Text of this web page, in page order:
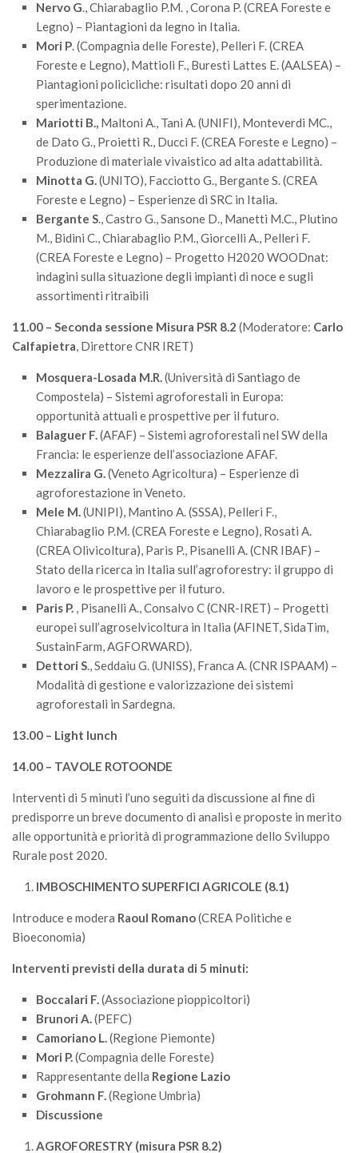
Congressi
Pagina Congressi
Premi SISEF
XV Congresso (Sassari 2026)
XIV Congresso (Padova 2024)
XIII Congresso (Orvieto 2022)
XII Congresso (Palermo 2019)
XI Congresso (Roma 2017)
X Congresso (Firenze 2015)
IX Congresso (Bolzano 2013)
VIII Congresso (Rende 2011)
VII Congresso (Isernia 2009)
VI Congresso (Arezzo 2007)
V Congresso (Torino 2003)
IV Congresso (Potenza 2003)
III Congresso (Viterbo 2001)
II Congresso (Bologna 1999)
I Congresso (Padova 1997)
Redazione
Pagina Principale
Pillole di Scienze Forestali
Highlights
#FOCUSINCENDI
Cartella Stampa
Comunicati
PDF
SISEF Notebook (Rassegna Stampa)
SISEF Eventi
SISEF@Facebook
@SISEF Tweets
SISEF Publishing
Nervo G., Chiarabaglio P.M. , Corona P. (CREA Foreste e
Legno) – Piantagioni da legno in Italia.
Mori P. (Compagnia delle Foreste), Pelleri F. (CREA
Foreste e Legno), Mattioli F., Buresti Lattes E. (AALSEA) –
Piantagioni policicliche: risultati dopo 20 anni di
sperimentazione.
Mariotti B., Maltoni A., Tani A. (UNIFI), Monteverdi MC.,
de Dato G., Proietti R., Ducci F. (CREA Foreste e Legno) –
Produzione di materiale vivaistico ad alta adattabilità.
Minotta G.(UNITO), Facciotto G., Bergante S. (CREA
Foreste e Legno) – Esperienze di SRC in Italia.
Bergante S., Castro G., Sansone D., Manetti M.C., Plutino
M., Bidini C., Chiarabaglio P.M., Giorcelli A., Pelleri F.
(CREA Foreste e Legno) – Progetto H2020 WOODnat:
indagini sulla situazione degli impianti di noce e sugli
assortimenti ritraibili
11.00 – Seconda sessione Misura PSR 8.2 (Moderatore: Carlo
Calfapietra, Direttore CNR IRET)
Mosquera-Losada M.R.(Università di Santiago de
Compostela) – Sistemi agroforestali in Europa:
opportunità attuali e prospettive per il futuro.
Balaguer F.(AFAF) – Sistemi agroforestali nel SW della
Francia: le esperienze dell’associazione AFAF.
Mezzalira G.(Veneto Agricoltura) – Esperienze di
agroforestazione in Veneto.
Mele M.(UNIPI), Mantino A. (SSSA), Pelleri F.,
Chiarabaglio P.M. (CREA Foreste e Legno), Rosati A.
(CREA Olivicoltura), Paris P., Pisanelli A. (CNR IBAF) –
Stato della ricerca in Italia sull’agroforestry: il gruppo di
lavoro e le prospettive per il futuro.
Paris P. , Pisanelli A., Consalvo C (CNR-IRET) – Progetti
europei sull’agroselvicoltura in Italia (AFINET, SidaTim,
SustainFarm, AGFORWARD).
Dettori S., Seddaiu G. (UNISS), Franca A. (CNR ISPAAM) –
Modalità di gestione e valorizzazione dei sistemi
agroforestali in Sardegna.
13.00 – Light lunch
14.00 – TAVOLE ROTOONDE
Interventi di 5 minuti l’uno seguiti da discussione al fine di
predisporre un breve documento di analisi e proposte in merito
alle opportunità e priorità di programmazione dello Sviluppo
Rurale post 2020.
IMBOSCHIMENTO SUPERFICI AGRICOLE (8.1)
Introduce e modera Raoul Romano(CREA Politiche e
Bioeconomia)
Interventi previsti della durata di 5 minuti:
Boccalari F.(Associazione pioppicoltori)
Brunori A.(PEFC)
Camoriano L.(Regione Piemonte)
Mori P.(Compagnia delle Foreste)
Rappresentante della Regione Lazio
Grohmann F.(Regione Umbria)
Discussione
AGROFORESTRY (misura PSR 8.2)